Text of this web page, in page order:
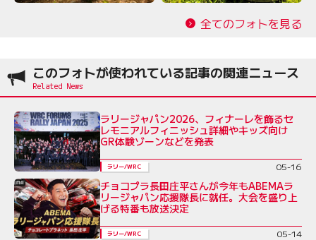
全てのフォトを見る
このフォトが使われている記事の関連ニュース
ラリージャパン2026、フィナーレを飾るセ
レモニアルフィニッシュ詳細やキッズ向け
GR体験ゾーンなどを発表
ラリー/WRC 05-16
チョコプラ長田庄平さんが今年もABEMAラ
リージャパン応援隊長に就任。大会を盛り上
げる特番も放送決定
ラリー/WRC 05-14